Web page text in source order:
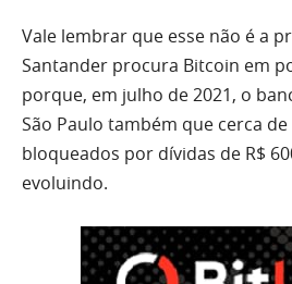
Vale lembrar que esse não é a
Santander procura Bitcoin em
porque, em julho de 2021, o
São Paulo também que cerca
bloqueados por dívidas de R$
evoluindo.